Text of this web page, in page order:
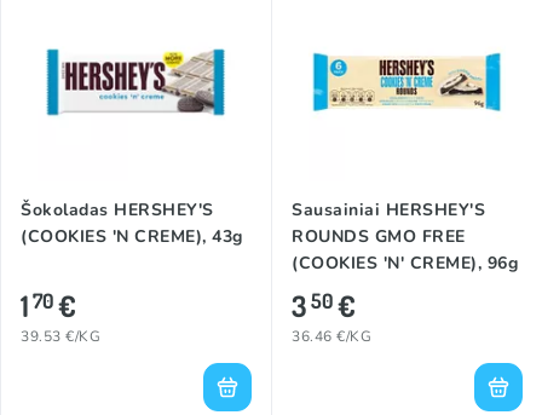
masiškai gaminamą pieninį šokoladą. Taip per kelis metus M.
Hershey’s ištobulino savo receptą ir 1903 m. pastatė naują
gamyklą mieste, kuris šiandien pavadintas jo garbei.
Šokoladas HERSHEY'S
(COOKIES 'N CREME), 43g
170€
39.53 €/KG
Sausainiai HERSHEY'S
ROUNDS GMO FREE
(COOKIES 'N' CREME), 96g
350€
36.46 €/KG